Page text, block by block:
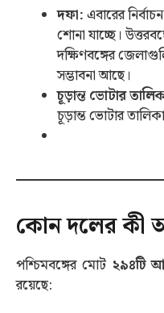
দফা:এবারের
শোনা যাচ্ছে।
দক্ষিণবঙ্গের
সম্ভাবনা আছে।
চূড়ান্ত ভোটার
চূড়ান্ত ভোটার
কোন দলের কী
পশ্চিমবঙ্গের মোট ২৯৪টি
রয়েছে: